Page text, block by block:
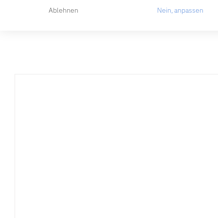
Ähnliche Produkte
Ablehnen Nein, anpassen